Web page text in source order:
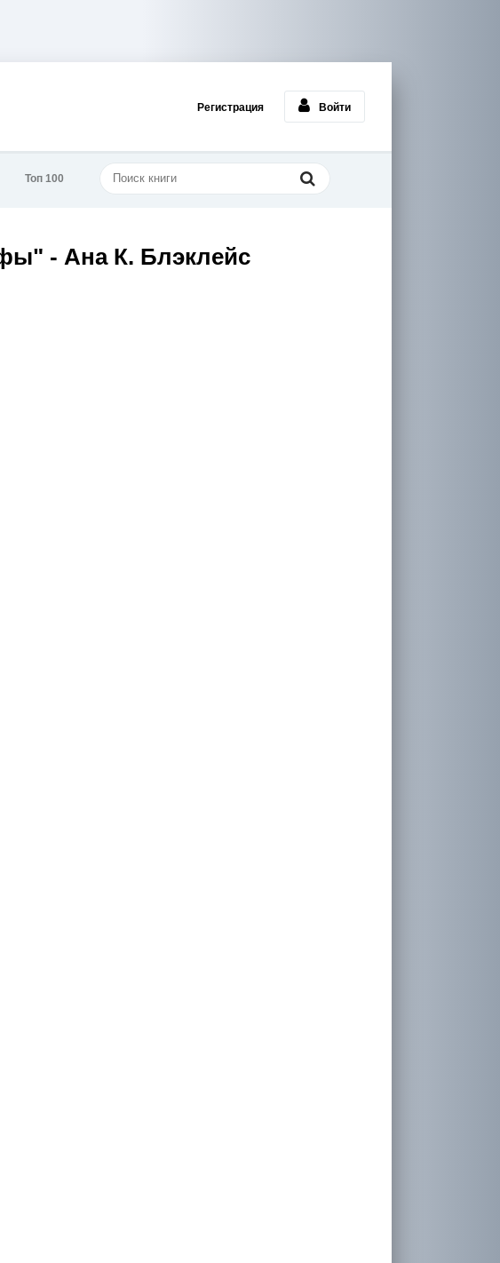
Регистрация Войти
Топ 100
- Ана К. Блэклейс